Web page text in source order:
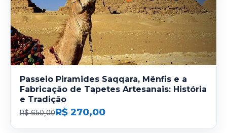
Passeio Piramides Saqqara, Mênfis e a
Fabricação de Tapetes Artesanais: História
e Tradição
R$ 650,00R$ 270,00